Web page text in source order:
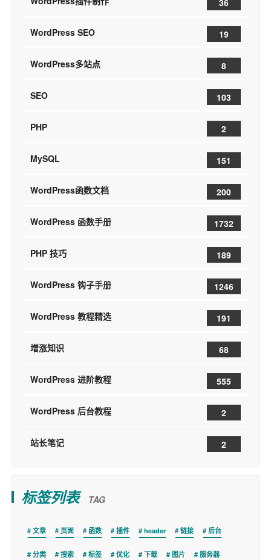
WordPress SEO 19
WordPress多站点 8
SEO 103
PHP 2
MySQL 151
WordPress函数文档 200
WordPress 函数手册 1732
PHP 技巧 189
WordPress 钩子手册 1246
WordPress 教程精选 191
增涨知识 68
WordPress 进阶教程 555
WordPress 后台教程 2
站长笔记 2
标签列表 TAG
文章 页面 函数 插件 header 链接 后台
分类 搜索 标签 优化 下载 图片 服务器